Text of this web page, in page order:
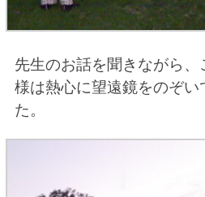
先生のお話を聞きながら、
様は熱心に望遠鏡をのぞい
た。